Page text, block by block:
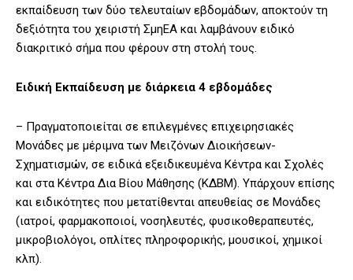
εκπαίδευση των δύο τελευταίων εβδομάδων, αποκτούν τη
δεξιότητα του χειριστή ΣμηΕΑ και λαμβάνουν ειδικό
διακριτικό σήμα που φέρουν στη στολή τους.
Ειδική Εκπαίδευση με διάρκεια 4 εβδομάδες
– Πραγματοποιείται σε επιλεγμένες επιχειρησιακές
Μονάδες με μέριμνα των Μειζόνων Διοικήσεων-
Σχηματισμών, σε ειδικά εξειδικευμένα Κέντρα και Σχολές
και στα Κέντρα Δια Βίου Μάθησης (ΚΔΒΜ). Υπάρχουν επίσης
και ειδικότητες που μετατίθενται απευθείας σε Μονάδες
(ιατροί, φαρμακοποιοί, νοσηλευτές, φυσικοθεραπευτές,
μικροβιολόγοι, οπλίτες πληροφορικής, μουσικοί, χημικοί
κλπ).